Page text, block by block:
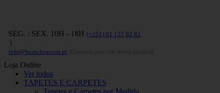
SEG. / SEX. 10H - 18H (+351) 91 157 82 81
|
info@homelowcost.pt
Loja Online
Ver todos
TAPETES E CARPETES
Tapetes e Carpetes por Medida